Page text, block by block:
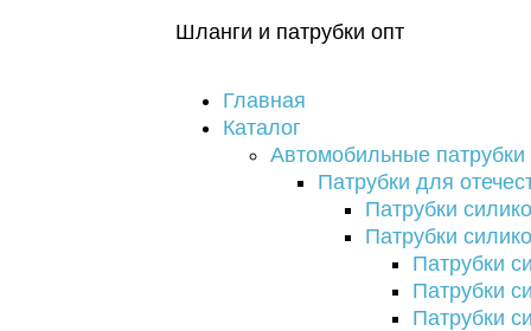
Шланги и патрубки опт
Главная
Каталог
Автомобильные
Патрубки для
Патрубки
Патрубки
Патрубки
Патрубки
Патрубки